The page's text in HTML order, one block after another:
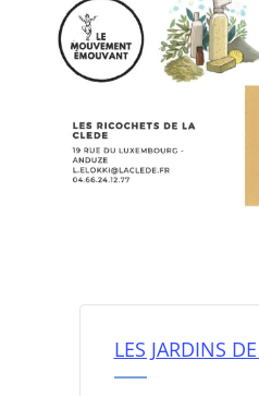
LES JARDINS